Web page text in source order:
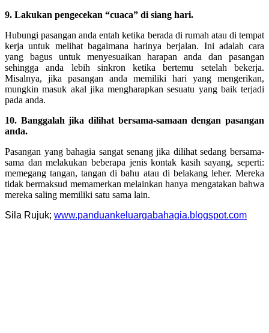
9. Lakukan pengecekan “cuaca” di siang hari.
Hubungi pasangan anda entah ketika berada di rumah atau di tempat
kerja untuk melihat bagaimana harinya berjalan. Ini adalah cara
yang bagus untuk menyesuaikan harapan anda dan pasangan
sehingga anda lebih sinkron ketika bertemu setelah bekerja.
Misalnya, jika pasangan anda memiliki hari yang mengerikan,
mungkin masuk akal jika mengharapkan sesuatu yang baik terjadi
pada anda.
10. Banggalah jika dilihat bersama-samaan dengan pasangan
anda.
Pasangan yang bahagia sangat senang jika dilihat sedang bersama-
sama dan melakukan beberapa jenis kontak kasih sayang, seperti:
memegang tangan, tangan di bahu atau di belakang leher. Mereka
tidak bermaksud memamerkan melainkan hanya mengatakan bahwa
mereka saling memiliki satu sama lain.
Sila Rujuk; www.panduankeluargabahagia.blogspot.com